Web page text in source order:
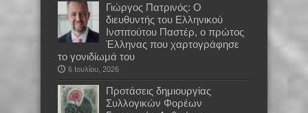
Γιώργος Πατρινός: Ο
διευθυντής του Ελληνικού
Ινστιτούτου Παστέρ, ο πρώτος
Έλληνας που χαρτογράφησε
το γονιδίωμά του
6 Ιουλίου, 2026
Προτάσεις δημιουργίας
Συλλογικών Φορέων